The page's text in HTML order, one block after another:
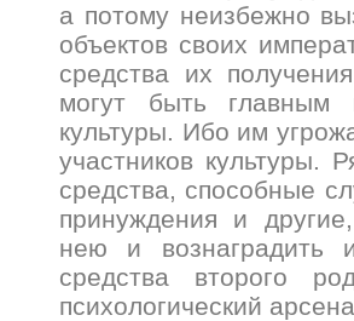
а потому неизбежно
объектов своих
средства их
могут быть главным
культуры. Ибо им
участников культуры.
средства, способные
принуждения и
нею и вознаградить
средства второго
психологический